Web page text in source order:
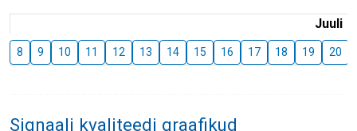
Juuli
8 9 10 11 12 13 14 15 16 17 18 19 20
Signaali kvaliteedi graafikud